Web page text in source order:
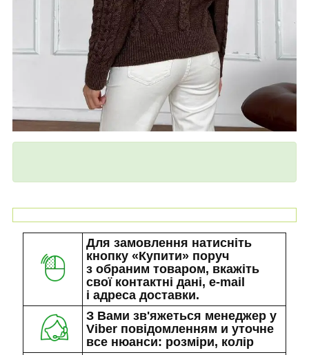
Для замовлення натисніть
кнопку «Купити» поруч
з обраним товаром, вкажіть
свої контактні дані, e-mail
і адреса доставки.
З Вами зв'яжеться менеджер у
Viber повідомленням и уточне
все нюанси: розміри, колір